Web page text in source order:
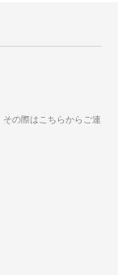
の際はこちらからご連